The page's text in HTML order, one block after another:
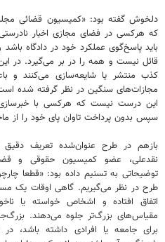
دلخوش گفته بود: «کمیسیون قضائی
که هرکسی در فضای مجازی اخبار
باید پاسخ‌گوی عملکرد خود در دادگاه
قائل نیست و همه را در بر می‌گیرد. در
کذب منتشر یا شایعه‌سازی می‌کنند و
مجازات‌های سنگین در نظر گرفته شده
این درست نیست که هرکسی با
سپس بدون پرداخت تاوان پای خود را از
بازهم در طرح عنوان‌شده تعریف
نقدعلی، عضو کمیسیون حقوقی و
توضیحاتی به تسنیم داده بود: «قطعا
طرح در نظر می‌گیریم. گاهی اوقات یک
اتفاق افتاده و اشخاص خواسته یا
مقیاس‌های بزرگ‌تر جلوه می‌دهند.
برای جامعه یا افرادی داشته باشد،